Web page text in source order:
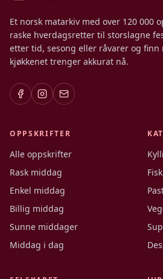
Et norsk matarkiv med over 120 000
raske hverdagsretter til storslagne
etter tid, sesong eller råvarer og finn
kjøkkenet trenger akkurat nå.
OPPSKRIFTER
Alle oppskrifter
Rask middag
Enkel middag
Billig middag
Sunne middager
Middag i dag
Fisk